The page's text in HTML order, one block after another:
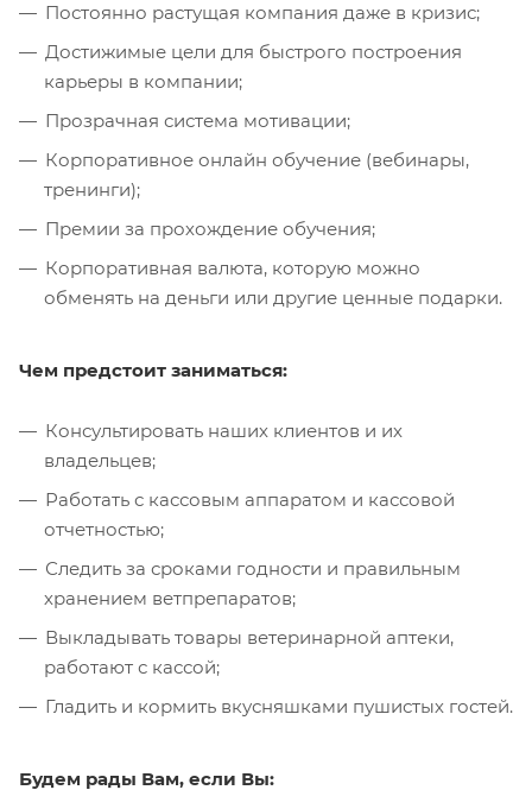
Постоянно растущая компания даже в кризис;
Достижимые цели для быстрого построения
карьеры в компании;
Прозрачная система мотивации;
Корпоративное онлайн обучение (вебинары,
тренинги);
Премии за прохождение обучения;
Корпоративная валюта, которую можно
обменять на деньги или другие ценные подарки.
Чем предстоит заниматься:
Консультировать наших клиентов и их
владельцев;
Работать с кассовым аппаратом и кассовой
отчетностью;
Следить за сроками годности и правильным
хранением ветпрепаратов;
Выкладывать товары ветеринарной аптеки,
работают с кассой;
Гладить и кормить вкусняшками пушистых гостей.
Будем рады Вам, если Вы: